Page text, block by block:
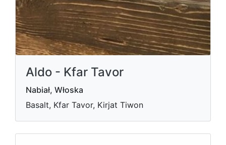
Aldo - Kfar Tavor
Nabiał, Włoska
Basalt, Kfar Tavor, Kirjat Tiwon